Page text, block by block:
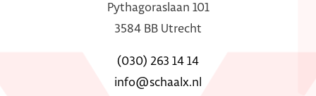
Pythagoraslaan 101
3584 BB Utrecht
(030) 263 14 14
info@schaalx.nl